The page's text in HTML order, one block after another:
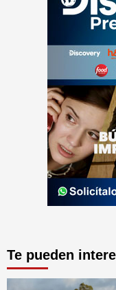
Te pueden